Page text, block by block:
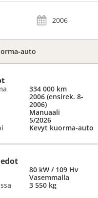
2006
auto
334 000 km
2006 (ensirek. 8-
2006)
Manuaali
5/2026
Kevyt kuorma-auto
80 kW / 109 Hv
Vasemmalla
3 550 kg